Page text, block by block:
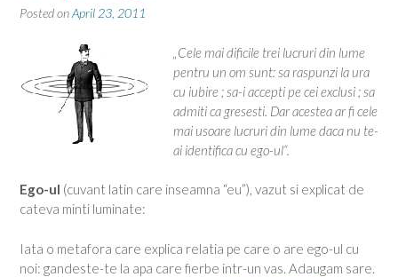
Posted onApril 23, 2011
„Cele mai dificile trei lucruri din lume
pentru un om sunt: sa raspunzi la ura
cu iubire ; sa-i accepti pe cei exclusi ; sa
admiti ca gresesti. Dar acestea ar fi cele
mai usoare lucruri din lume daca nu te-
ai identifica cu ego-ul“.
Ego-ul (cuvant latin care inseamna “eu”), vazut si explicat de
cateva minti luminate:
Iata o metafora care explica relatia pe care o are ego-ul cu
noi: gandeste-te la apa care fierbe intr-un vas. Adaugam sare.